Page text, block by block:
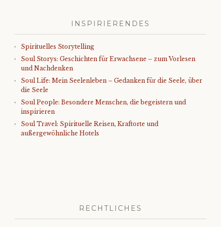
INSPIRIERENDES
Spirituelles Storytelling
Soul Storys: Geschichten für Erwachsene – zum Vorlesen
und Nachdenken
Soul Life: Mein Seelenleben – Gedanken für die Seele, über
die Seele
Soul People: Besondere Menschen, die begeistern und
inspirieren
Soul Travel: Spirituelle Reisen, Kraftorte und
außergewöhnliche Hotels
RECHTLICHES